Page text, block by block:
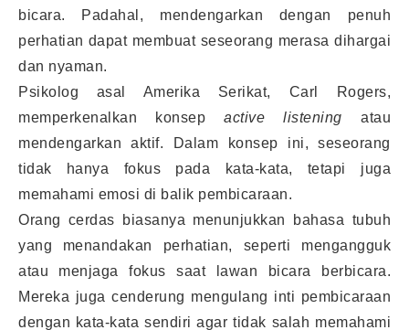
bicara. Padahal, mendengarkan dengan penuh
perhatian dapat membuat seseorang merasa dihargai
dan nyaman.
Psikolog asal Amerika Serikat, Carl Rogers,
memperkenalkan konsep active listening atau
mendengarkan aktif. Dalam konsep ini, seseorang
tidak hanya fokus pada kata-kata, tetapi juga
memahami emosi di balik pembicaraan.
Orang cerdas biasanya menunjukkan bahasa tubuh
yang menandakan perhatian, seperti mengangguk
atau menjaga fokus saat lawan bicara berbicara.
Mereka juga cenderung mengulang inti pembicaraan
dengan kata-kata sendiri agar tidak salah memahami